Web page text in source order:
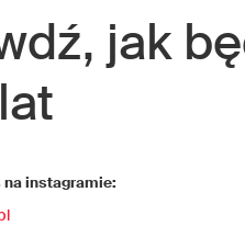
jak
na instagramie: